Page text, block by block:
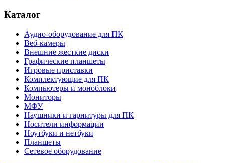
Каталог
Аудио-оборудование для ПК
Веб-камеры
Внешние жесткие диски
Графические планшеты
Игровые приставки
Комплектующие для ПК
Компьютеры и моноблоки
Мониторы
МФУ
Наушники и гарнитуры для ПК
Носители информации
Ноутбуки и нетбуки
Планшеты
Сетевое оборудование